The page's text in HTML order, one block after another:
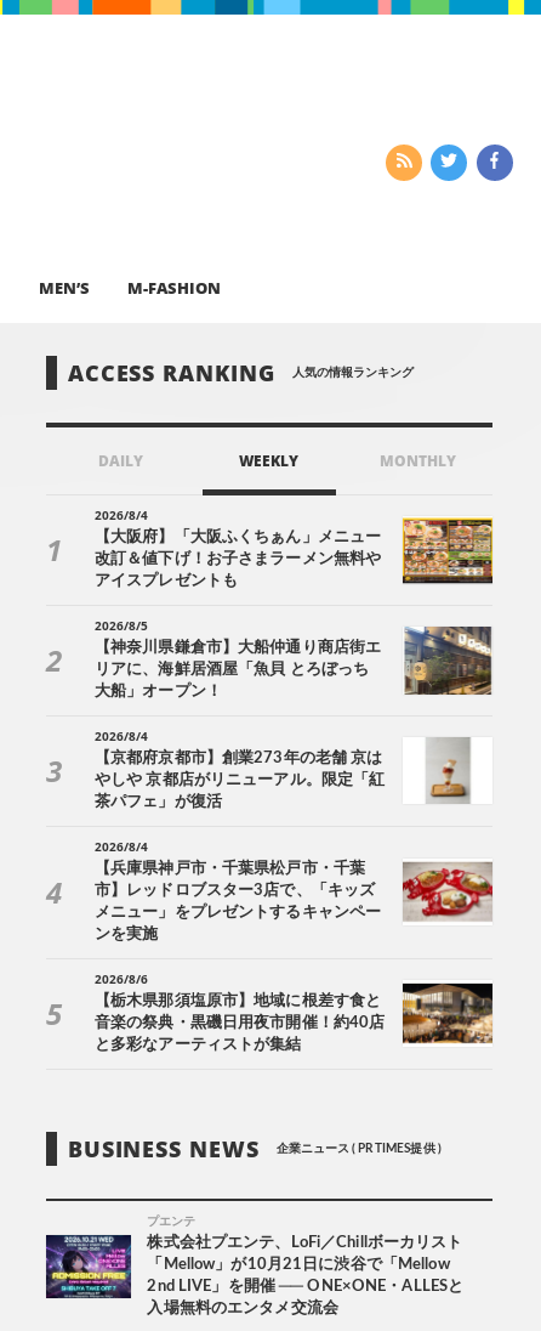
MEN’S M-FASHION
ACCESS RANKING 人気の情報ランキング
DAILY WEEKLY MONTHLY
2026/8/4
【大阪府】「大阪ふくちぁん」メニュー
改訂＆値下げ！お子さまラーメン無料や
アイスプレゼントも
2026/8/5
【神奈川県鎌倉市】大船仲通り商店街エ
リアに、海鮮居酒屋「魚貝 とろぼっち
大船」オープン！
2026/8/4
【京都府京都市】創業273年の老舗 京は
やしや 京都店がリニューアル。限定「紅
茶パフェ」が復活
2026/8/4
【兵庫県神戸市・千葉県松戸市・千葉
市】レッドロブスター3店で、「キッズ
メニュー」をプレゼントするキャンペー
ンを実施
2026/8/6
【栃木県那須塩原市】地域に根差す食と
音楽の祭典・黒磯日用夜市開催！約40店
と多彩なアーティストが集結
BUSINESS NEWS 企業ニュース ( PR TIMES提供 )
プエンテ
株式会社プエンテ、LoFi／Chillボーカリスト
「Mellow」が10月21日に渋谷で「Mellow
2nd LIVE」を開催 ── ONE×ONE・ALLESと
入場無料のエンタメ交流会